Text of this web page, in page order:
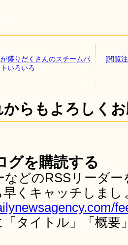
盛りだくさんのスチームパ
いろいろ
[閲覧
らもよろしく
グを購読する
などのRSSリーダ
早くキャッチしま
タイトル」「概要